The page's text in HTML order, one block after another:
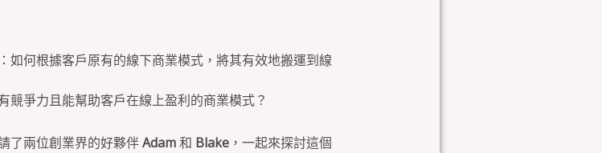
如何根據客戶原有的線下商業模式，將其有效地搬運到線
競爭力且能幫助客戶在線上盈利的商業模式？
了兩位創業界的好夥伴Adam和 Blake，一起來探討這個